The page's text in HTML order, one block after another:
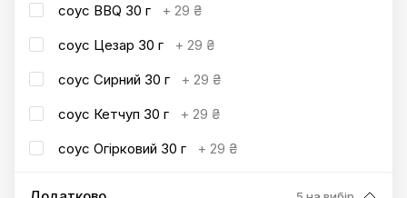
соус BBQ 30 г + 29 ₴
соус Цезар 30 г
+ 29 ₴
соус Сирний 30 г
+ 29 ₴
соус Кетчуп 30 г
+ 29 ₴
соус Огірковий 30 г
+ 29 ₴